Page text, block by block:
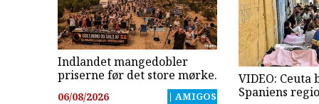
Indlandet mangedobler
priserne før det store mørke.
06/08/2026 | AMIGOS
VIDEO: Ceuta
Spaniens